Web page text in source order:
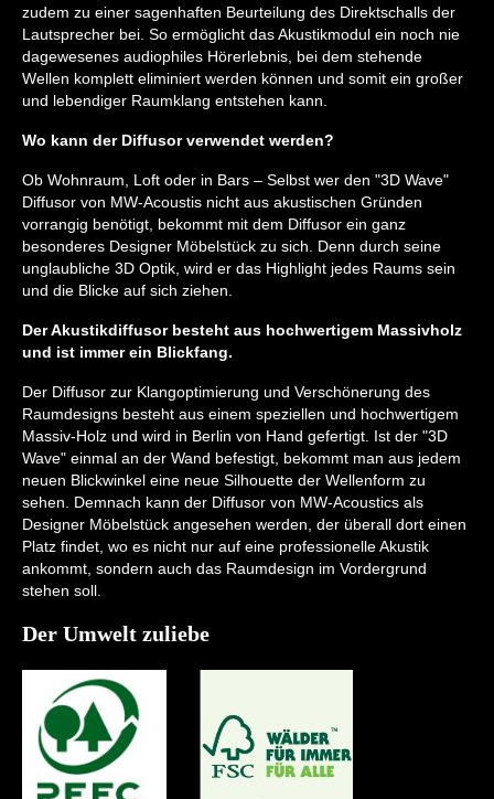
zudem zu einer sagenhaften Beurteilung des Direktschalls der
Lautsprecher bei. So ermöglicht das Akustikmodul ein noch nie
dagewesenes audiophiles Hörerlebnis, bei dem stehende
Wellen komplett eliminiert werden können und somit ein großer
und lebendiger Raumklang entstehen kann.
Wo kann der Diffusor verwendet werden?
Ob Wohnraum, Loft oder in Bars – Selbst wer den "3D Wave"
Diffusor von MW-Acoustis nicht aus akustischen Gründen
vorrangig benötigt, bekommt mit dem Diffusor ein ganz
besonderes Designer Möbelstück zu sich. Denn durch seine
unglaubliche 3D Optik, wird er das Highlight jedes Raums sein
und die Blicke auf sich ziehen.
Der Akustikdiffusor besteht aus hochwertigem Massivholz
und ist immer ein Blickfang.
Der Diffusor zur Klangoptimierung und Verschönerung des
Raumdesigns besteht aus einem speziellen und hochwertigem
Massiv-Holz und wird in Berlin von Hand gefertigt. Ist der "3D
Wave" einmal an der Wand befestigt, bekommt man aus jedem
neuen Blickwinkel eine neue Silhouette der Wellenform zu
sehen. Demnach kann der Diffusor von MW-Acoustics als
Designer Möbelstück angesehen werden, der überall dort einen
Platz findet, wo es nicht nur auf eine professionelle Akustik
ankommt, sondern auch das Raumdesign im Vordergrund
stehen soll.
Der Umwelt zuliebe